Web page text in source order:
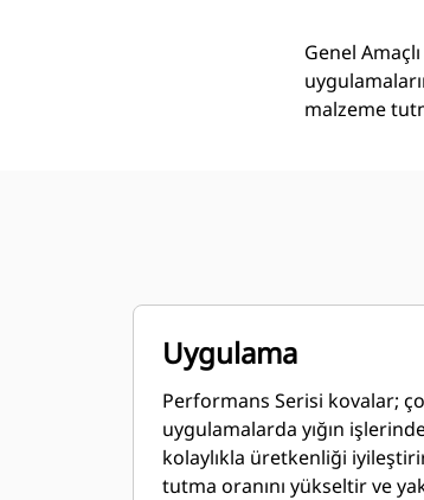
Genel
malzeme
Uygulama
Performans Serisi kovalar;
uygulamalarda yığın
kolaylıkla üretkenliği
tutma oranını yükseltir ve